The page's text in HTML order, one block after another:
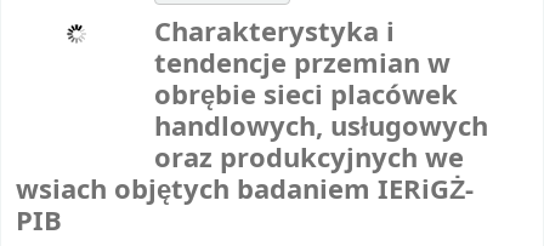
Charakterystyka i
tendencje przemian w
obrębie sieci placówek
handlowych, usługowych
oraz produkcyjnych we
wsiach objętych badaniem IERiGŻ-
PIB